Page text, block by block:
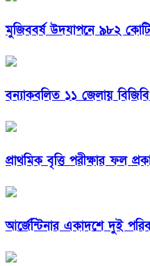
মুজিববর্ষ উদযাপনে ৯৮২
বন্যাকবলিত ১১ জেলায়
প্রাথমিক বৃত্তি পরীক্ষার ফল
আর্জেন্টিনার একাদশে দুই